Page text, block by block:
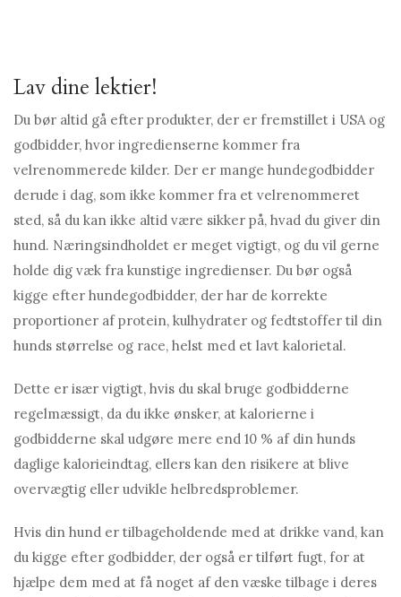
Lav dine lektier!
Du bør altid gå efter produkter, der er fremstillet i USA og
godbidder, hvor ingredienserne kommer fra
velrenommerede kilder. Der er mange hundegodbidder
derude i dag, som ikke kommer fra et velrenommeret
sted, så du kan ikke altid være sikker på, hvad du giver din
hund. Næringsindholdet er meget vigtigt, og du vil gerne
holde dig væk fra kunstige ingredienser. Du bør også
kigge efter hundegodbidder, der har de korrekte
proportioner af protein, kulhydrater og fedtstoffer til din
hunds størrelse og race, helst med et lavt kalorietal.
Dette er især vigtigt, hvis du skal bruge godbidderne
regelmæssigt, da du ikke ønsker, at kalorierne i
godbidderne skal udgøre mere end 10 % af din hunds
daglige kalorieindtag, ellers kan den risikere at blive
overvægtig eller udvikle helbredsproblemer.
Hvis din hund er tilbageholdende med at drikke vand, kan
du kigge efter godbidder, der også er tilført fugt, for at
hjælpe dem med at få noget af den væske tilbage i deres